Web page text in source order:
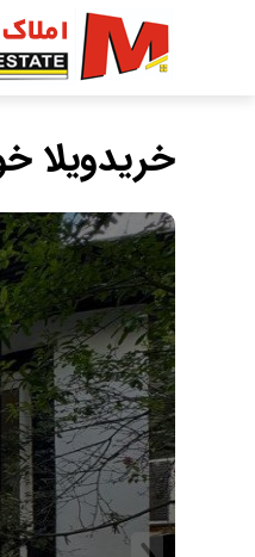
خریدویلا خوش